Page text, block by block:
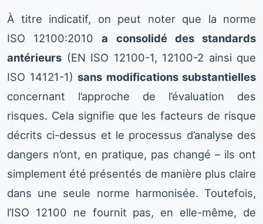
À titre indicatif, on peut noter que la norme
ISO 12100:2010a consolidé des standards
antérieurs (EN ISO 12100-1, 12100-2 ainsi que
ISO 14121-1) sans modifications substantielles
concernant l’approche de l’évaluation des
risques. Cela signifie que les facteurs de risque
décrits ci-dessus et le processus d’analyse des
dangers n’ont, en pratique, pas changé – ils ont
simplement été présentés de manière plus claire
dans une seule norme harmonisée. Toutefois,
l’ISO 12100 ne fournit pas, en elle-même, de